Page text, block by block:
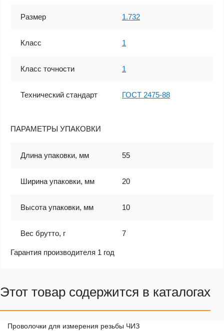
Размер 1.732
Класс 1
Класс точности 1
Технический стандарт ГОСТ 2475-88
ПАРАМЕТРЫ УПАКОВКИ
Длина упаковки, мм 55
Ширина упаковки, мм 20
Высота упаковки, мм 10
Вес брутто, г 7
Гарантия производителя 1 год
Этот товар содержится в каталогах
Проволочки для измерения резьбы ЧИЗ